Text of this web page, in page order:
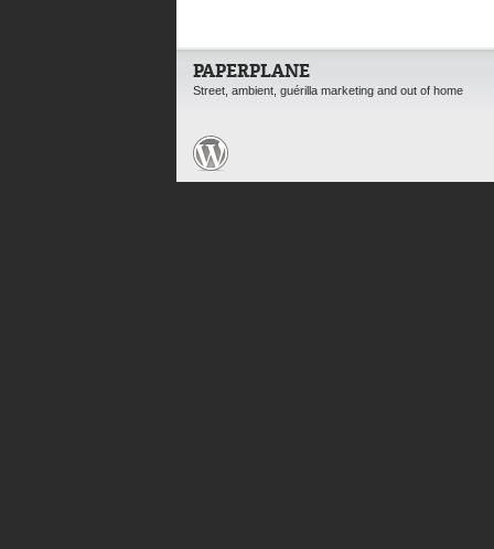
PAPERPLANE
Street, ambient, guérilla marketing and out of home